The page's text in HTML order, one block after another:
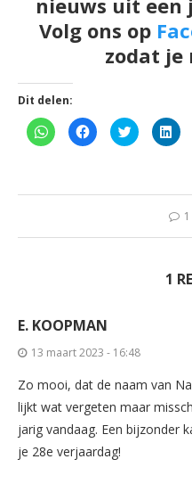
Volg ons op
zodat je
Dit delen:
Klik
om
(Wordt
venster
Klik
om
(Wordt
venster
Klik
om
(Wordt
venster
Klik
om
een
1
E. KOOPMAN
13 maart 2023 - 16:48
Zo mooi, dat de naam van
lijkt wat vergeten maar
jarig vandaag. Een bijzonder
je 28e verjaardag!